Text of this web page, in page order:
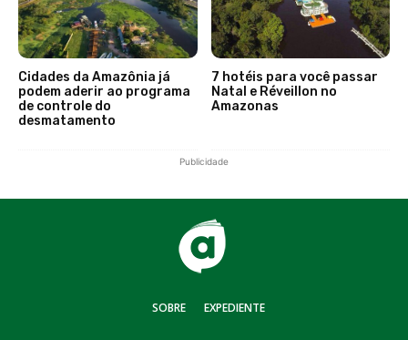
Cidades da Amazônia já
podem aderir ao programa
de controle do
desmatamento
7 hotéis para você passar
Natal e Réveillon no
Amazonas
Publicidade
SOBRE EXPEDIENTE